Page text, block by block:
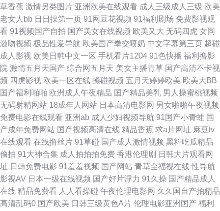
视频999 色情wwwwww 91色库 国产综合二在线 视频区欧美 91瑟瑟CC涩咪
国产尤物精品视频网址 熟女国产一区 91视频官方 欧美h网 91国产丝袜 国产
成人精品久久 日韩无日韩电影 91人草 黄色精品网站69 午夜福利在线你懂
91先生大战琪琪 久久微拍福利视频广场 自拍一起艹 成人影片www91n 三级
黄色网 91蜜桃四区 国产青草 色五月丁香麻豆 91视频青青 激情小说亚洲视频
网站 午夜影院区 大香蕉伊人社 日韩另类无码偷拍AV 91人人妻人人爱 黑丝
美女足交 午夜最新网址你懂得 91在线观看高清 久久九九热黄色网址 亚洲色
图网址 国产成人在线综合 婷婷综合网狼人 91在线观看网站 久久国产精 影音
先锋AV国产 www无码色图 欧美日韩美女在线 爱福利视频一区二区 午夜福利
草香蕉 激情另类图片 亚洲欧美在线观看 成人三级成人三级 欧美
老女人bb 日日操第一页 91网豆花视频 91福利剧场 免费影视观
看 91视频国产自拍 国产美女在线视频 欧美又大 无码四虎 女同
激吻视频 极品性爱导航 欧美国产拳交喷奶 中文字幕第三页 超碰
成人影视 欧美日韩中文一区 手机看片1204 91色快播 福利撸影
院 激情五月天国产 综合网五月天 美女主播青草 国产高清不卡视
频 四虎影视 欧美一区在线 操碰视频 五月天婷婷欧美 欧美大BB
国产福利啪啪 欧洲成人午夜精品 国产精品美乳 男人操蜜桃视频
无码射精网站 18成年人网站 日本高清电影网 男女啪啪午夜视频
免费电影在线观看 亚洲ab 成人少妇视频导航 91国产小青蛙 国
产成年免费网站 国产视频高清在线 精品香蕉 求a片网址 麻豆tv
在线观看 在线撸丝片 91草碰 国产成人激情视频 黑料吃瓜精品
偷拍 91大神合集 成人拍拍拍免费 香港伦理剧 日韩大片观看网
址 日韩免费电影 91羞羞视频 国产网站 青草全福视在线 性导航
影视AV 日本一级在线视频 国产好片浮力 91久操 国产精品成人
在线 精品免费看 人人看操碰 午夜伦理电影网 久久国自产拍精品
高清乱码0 国产欧美 日韩三级黄色A片 伦理电影亚洲国产 福利